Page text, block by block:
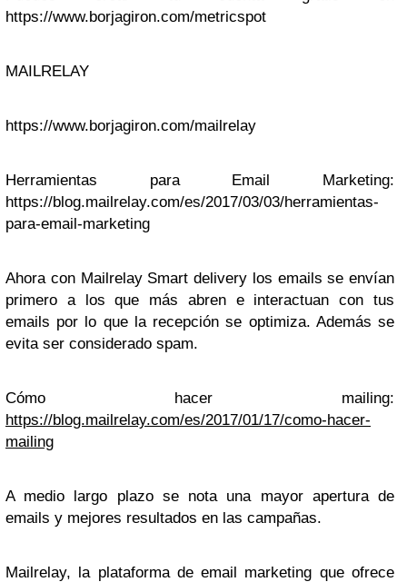
https://www.borjagiron.com/metricspot
MAILRELAY
https://www.borjagiron.com/mailrelay
Herramientas para Email Marketing:
https://blog.mailrelay.com/es/2017/03/03/herramientas-
para-email-marketing
Ahora con Mailrelay Smart delivery los emails se envían
primero a los que más abren e interactuan con tus
emails por lo que la recepción se optimiza. Además se
evita ser considerado spam.
Cómo hacer mailing:
https://blog.mailrelay.com/es/2017/01/17/como-hacer-
mailing
A medio largo plazo se nota una mayor apertura de
emails y mejores resultados en las campañas.
Mailrelay, la plataforma de email marketing que ofrece